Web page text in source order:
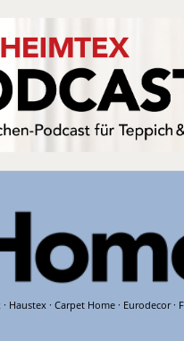
· Carpet Home · Eurodecor ·